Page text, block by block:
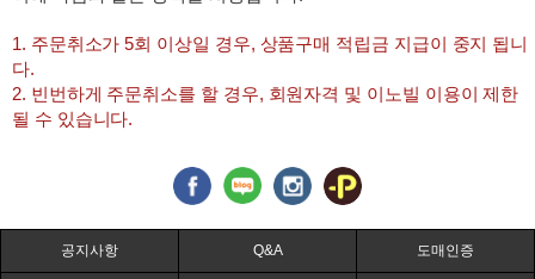
1. 주문취소가 5회 이상일 경우, 상품구매 적립금 지급이 중지 됩니
다.
2. 빈번하게 주문취소를 할 경우, 회원자격 및 이노빌 이용이 제한
될 수 있습니다.
공지사항 Q&A 도매인증